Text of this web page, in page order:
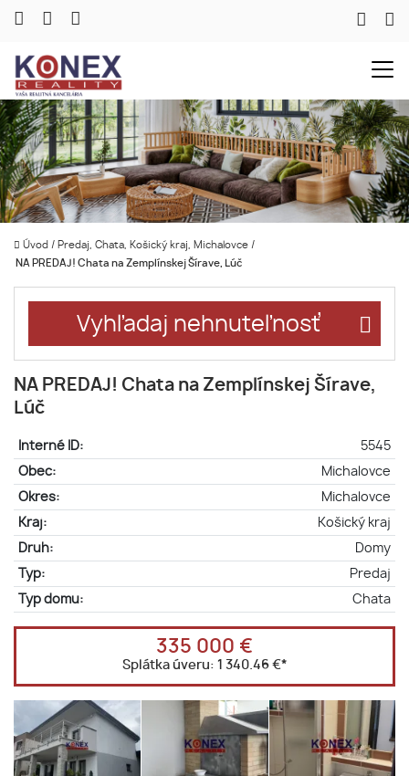
Úvod / Predaj, Chata, Košický kraj, Michalovce /
NA PREDAJ! Chata na Zemplínskej Šírave, Lúč
Vyhľadaj nehnuteľnosť
NA PREDAJ! Chata na Zemplínskej Šírave,
Lúč
Interné ID:
5545
Obec:
Michalovce
Okres:
Michalovce
Kraj:
Košický kraj
Druh:
Domy
Typ:
Predaj
Typ domu:
Chata
335 000 €
Splátka úveru: 1 340.46 €*